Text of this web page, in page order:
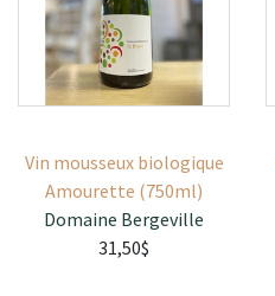
Vin mousseux biologique
Amourette (750ml)
Domaine Bergeville
31,50$